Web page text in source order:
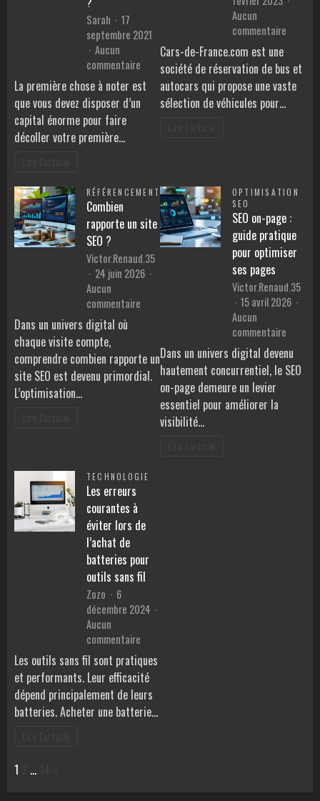
Sarah
17
septembre 2021
Aucun
commentaire
Comment
démarrer
La première chose à noter est
que vous devez disposer d’un
capital énorme pour faire
décoller votre première…
Aucun
commentaire
Cars-
de-
Cars-de-France.com est une
société de réservation de bus et
autocars qui propose une vaste
sélection de véhicules pour…
RÉFÉRENCEMENT
Combien
rapporte un site
SEO ?
Victor.Renaud.35
24 juin 2026
Aucun
commentaire
site
SEO
Dans un univers digital où
chaque visite compte,
comprendre combien rapporte un
site SEO est devenu primordial.
L’optimisation…
OPTIMISATION
SEO
SEO on-page :
guide pratique
pour optimiser
ses pages
Victor.Renaud.35
15 avril 2026
Aucun
commentaire
on-
page
Dans un univers digital devenu
hautement concurrentiel, le SEO
on-page demeure un levier
essentiel pour améliorer la
visibilité…
TECHNOLOGIE
Les erreurs
courantes à
éviter lors de
l’achat de
batteries pour
outils sans fil
Zozo
6
décembre 2024
Aucun
commentaire
erreurs
courantes
à
éviter
Les outils sans fil sont pratiques
et performants. Leur efficacité
dépend principalement de leurs
batteries. Acheter une batterie…
Page:
1 …